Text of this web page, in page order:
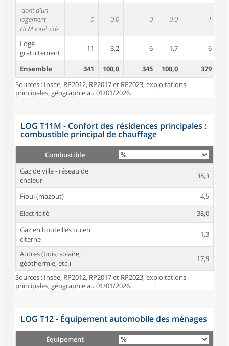
dont d'un
logement
HLM loué vide
0 0,0 0 0,0 1
Logé
gratuitement
11 3,2 6 1,7 6
Ensemble 341 100,0 345 100,0 379
Sources : Insee, RP2012, RP2017 et RP2023, exploitations
principales, géographie au 01/01/2026.
LOG T11M - Confort des résidences principales :
combustible principal de chauffage
Combustible
Gaz de ville - réseau de
chaleur
38,3
Fioul (mazout)
4,5
Electricité
38,0
Gaz en bouteilles ou en
citerne
1,3
Autres (bois, solaire,
géothermie, etc.)
17,9
Sources : Insee, RP2012, RP2017 et RP2023, exploitations
principales, géographie au 01/01/2026.
LOG T12 - Équipement automobile des ménages
Équipement